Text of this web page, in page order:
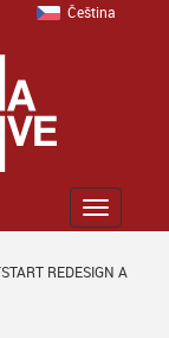
Čeština
Zobrazit
menu
REDESIGN A